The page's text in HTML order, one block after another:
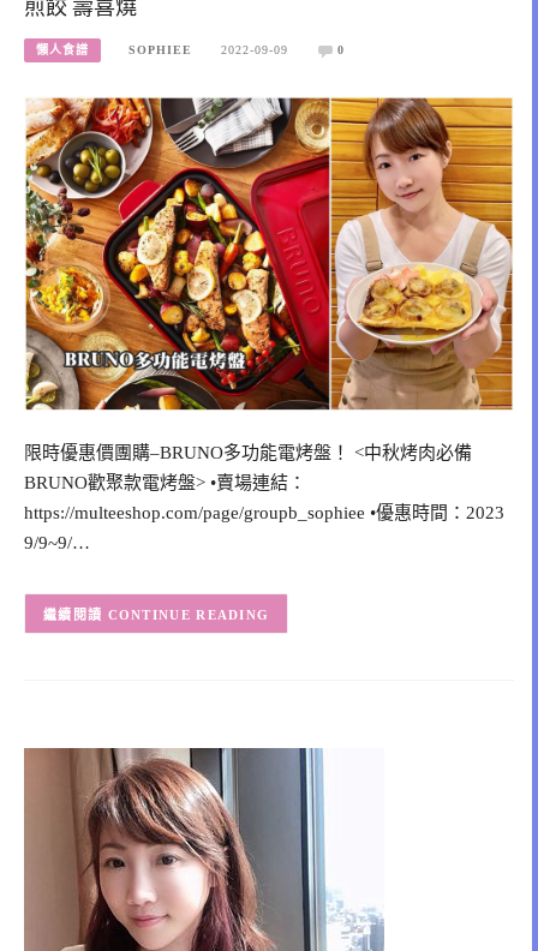
煎餃 壽喜燒
懶人食譜 SOPHIEE 2022-09-09 0
限時優惠價團購–BRUNO多功能電烤盤！ <中秋烤肉必備
BRUNO歡聚款電烤盤> •賣場連結：
https://multeeshop.com/page/groupb_sophiee •優惠時間：2023
9/9~9/…
CONTINUE READING